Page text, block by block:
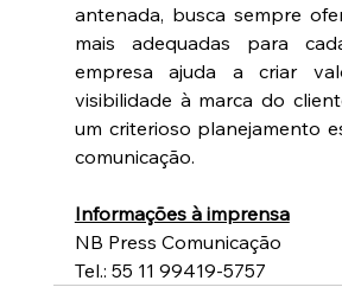
antenada, busca sempre
mais adequadas para
empresa ajuda a criar
visibilidade à marca do
um criterioso planejamento
comunicação.
Informações à imprensa
NB Press Comunicação
Tel.: 55 11 99419-5757